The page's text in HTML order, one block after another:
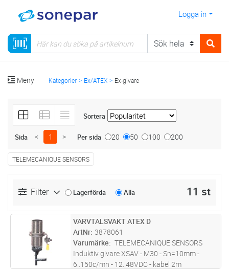
Logga in
Meny Kategorier Ex/ATEX Ex-givare
Sortera
Sida < 1 > Per sida 20 50 100 200
TELEMECANIQUE SENSORS
Filter Lagerförda Alla 11 st
ST Lägg i kundvagn
VARVTALSVAKT ATEX D
ArtNr 3878061
Varumärke
TELEMECANIQUE SENSORS
Induktiv givare XSAV - M30 - Sn=10mm -
6..150c/mn - 12..48VDC - kabel 2m